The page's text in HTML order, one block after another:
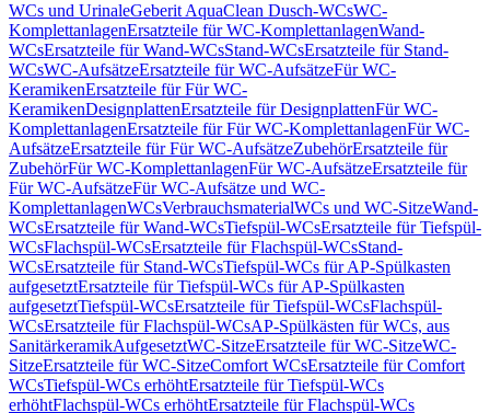
WCs und UrinaleGeberit AquaClean Dusch-WCsWC-
KomplettanlagenErsatzteile für WC-KomplettanlagenWand-
WCsErsatzteile für Wand-WCsStand-WCsErsatzteile für Stand-
WCsWC-AufsätzeErsatzteile für WC-AufsätzeFür WC-
KeramikenErsatzteile für Für WC-
KeramikenDesignplattenErsatzteile für DesignplattenFür WC-
KomplettanlagenErsatzteile für Für WC-KomplettanlagenFür WC-
AufsätzeErsatzteile für Für WC-AufsätzeZubehörErsatzteile für
ZubehörFür WC-KomplettanlagenFür WC-AufsätzeErsatzteile für
Für WC-AufsätzeFür WC-Aufsätze und WC-
KomplettanlagenWCsVerbrauchsmaterialWCs und WC-SitzeWand-
WCsErsatzteile für Wand-WCsTiefspül-WCsErsatzteile für Tiefspül-
WCsFlachspül-WCsErsatzteile für Flachspül-WCsStand-
WCsErsatzteile für Stand-WCsTiefspül-WCs für AP-Spülkasten
aufgesetztErsatzteile für Tiefspül-WCs für AP-Spülkasten
aufgesetztTiefspül-WCsErsatzteile für Tiefspül-WCsFlachspül-
WCsErsatzteile für Flachspül-WCsAP-Spülkästen für WCs, aus
SanitärkeramikAufgesetztWC-SitzeErsatzteile für WC-SitzeWC-
SitzeErsatzteile für WC-SitzeComfort WCsErsatzteile für Comfort
WCsTiefspül-WCs erhöhtErsatzteile für Tiefspül-WCs
erhöhtFlachspül-WCs erhöhtErsatzteile für Flachspül-WCs